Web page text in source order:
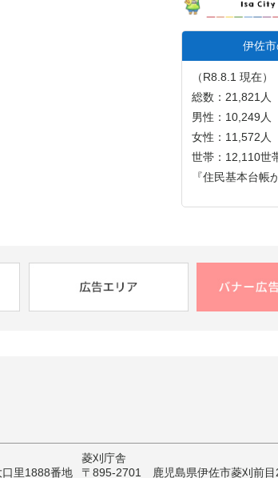
伊佐
（R8.8.1 現在）
総数：21,821人
男性：10,249人
女性：11,572人
世帯：12,110世
『住民基本台帳
里1888番地
菱刈庁舎
〒895-2701 鹿児島県伊佐市菱刈前目